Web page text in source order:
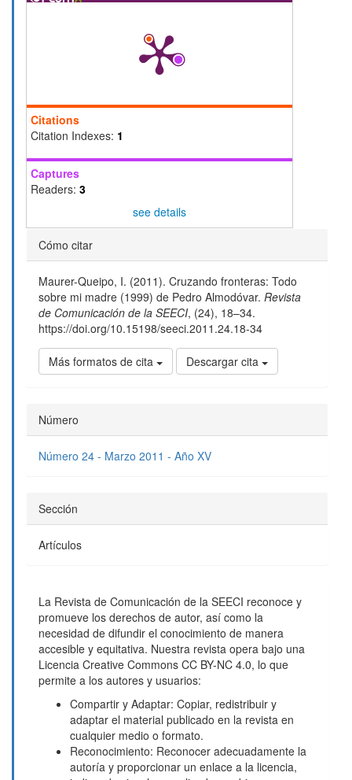
Citations
Citation Indexes: 1
Captures
Readers: 3
see details
Detalles
del
artículo
Cómo citar
Maurer-Queipo, I. (2011). Cruzando fronteras: Todo
sobre mi madre (1999) de Pedro Almodóvar. Revista
de Comunicación de la SEECI, (24), 18–34.
https://doi.org/10.15198/seeci.2011.24.18-34
Más formatos de cita Descargar cita
Número
Número 24 - Marzo 2011 - Año XV
Sección
Artículos
La Revista de Comunicación de la SEECI reconoce y
promueve los derechos de autor, así como la
necesidad de difundir el conocimiento de manera
accesible y equitativa. Nuestra revista opera bajo una
Licencia Creative Commons CC BY-NC 4.0, lo que
permite a los autores y usuarios:
Compartir y Adaptar: Copiar, redistribuir y
adaptar el material publicado en la revista en
cualquier medio o formato.
Reconocimiento: Reconocer adecuadamente la
autoría y proporcionar un enlace a la licencia,